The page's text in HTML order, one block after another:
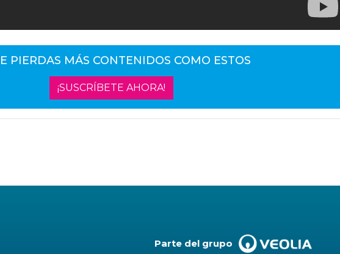
PIERDAS MÁS CONTENIDOS COMO ESTOS
¡SUSCRÍBETE AHORA!
Parte del grupo